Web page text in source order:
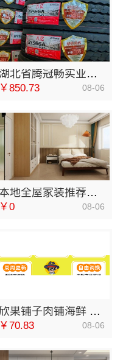
湖北省腾冠畅实业贸易有限公司采购流程
￥850.73 08-06
本地全屋家装推荐，南通宏域全宅装饰建材有限公司一站式服务
￥0 08-06
欣果铺子肉铺海鲜 为顾客提供一系列解决方案
￥70.83 08-06